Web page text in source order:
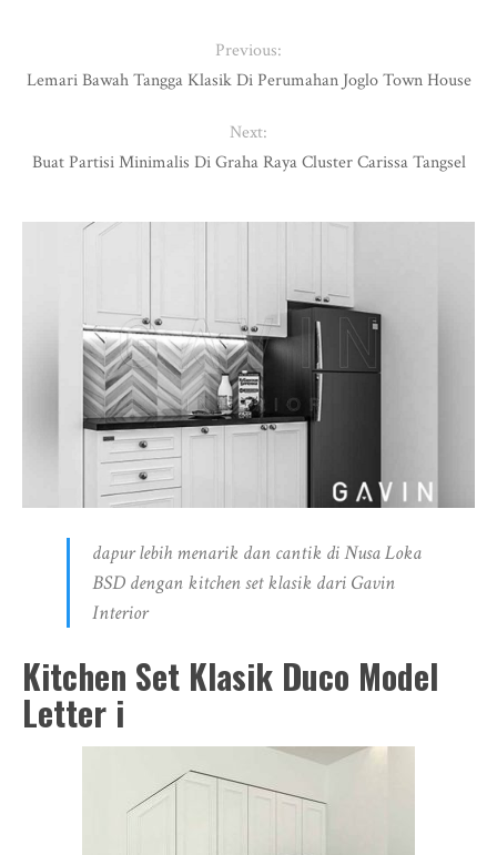
dapur lebih menarik dan cantik di Nusa Loka
BSD dengan kitchen set klasik dari Gavin
Interior
Kitchen Set Klasik Duco Model
Letter i
Previous:
Lemari Bawah Tangga Klasik Di Perumahan Joglo Town House
Next:
Buat Partisi Minimalis Di Graha Raya Cluster Carissa Tangsel